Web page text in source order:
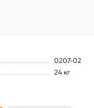
0207-02
24 кг